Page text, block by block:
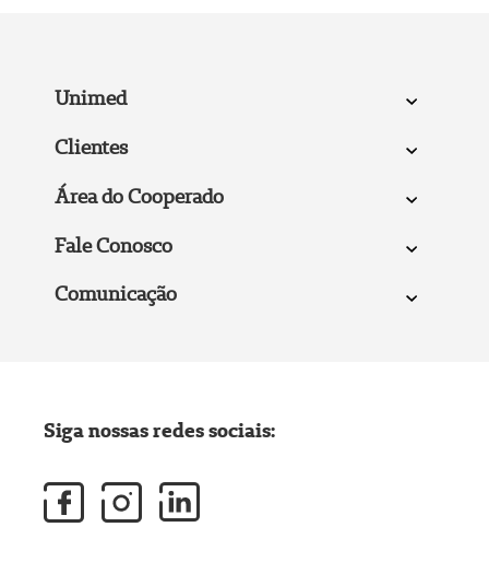
Unimed
Clientes
Área do Cooperado
Fale Conosco
Comunicação
Siga nossas redes sociais: